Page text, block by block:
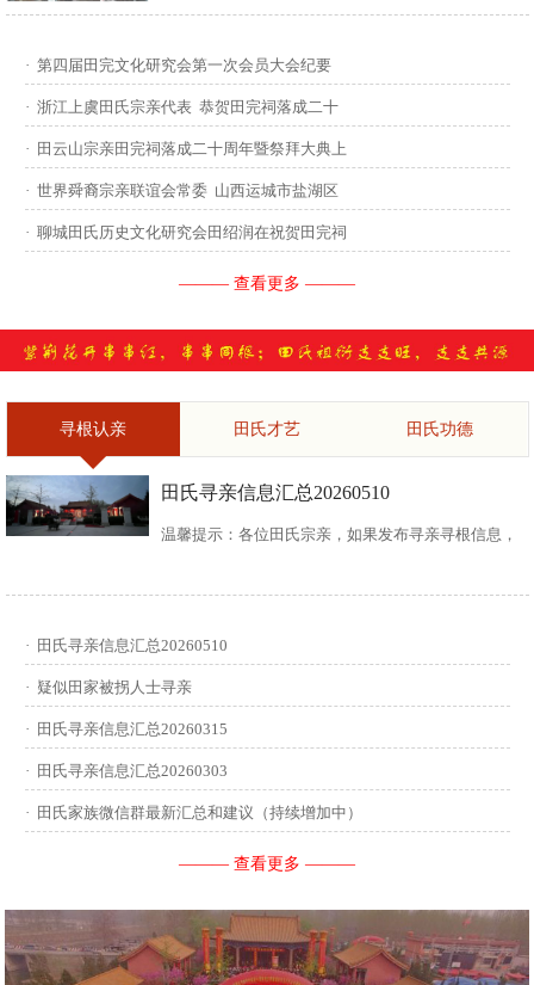
祖”第四次预备会议。 常务副会长田传灿宗亲主持会
议...
· 第四届田完文化研究会第一次会员大会纪要
· 浙江上虞田氏宗亲代表 恭贺田完祠落成二十
· 田云山宗亲田完祠落成二十周年暨祭拜大典上
· 世界舜裔宗亲联谊会常委 山西运城市盐湖区
· 聊城田氏历史文化研究会田绍润在祝贺田完祠
——— 查看更多 ———
寻根认亲 田氏才艺 田氏功德
田氏寻亲信息汇总20260510
温馨提示：各位田氏宗亲，如果发布寻亲寻根信息，
讳，迁居前字辈和迁居后历次新续的字辈，分迁族人
迁居地，因何原因迁居等。最后别忘了留下联系人和
联系方式。 没有家谱的问问族中老年人口耳相传的信
息有哪些，有家谱请把家谱中的信息简...
· 田氏寻亲信息汇总20260510
· 疑似田家被拐人士寻亲
· 田氏寻亲信息汇总20260315
· 田氏寻亲信息汇总20260303
· 田氏家族微信群最新汇总和建议（持续增加中）
——— 查看更多 ———